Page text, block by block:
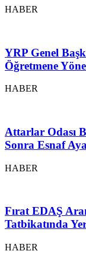
HABER
YRP Genel
Öğretmene
HABER
Attarlar Odası
Sonra Esnaf
HABER
Fırat EDAŞ
Tatbikatında
HABER